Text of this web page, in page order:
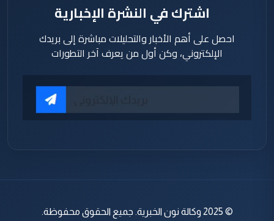
اشترك في النشرة الإخبارية
احصل على أهم الأخبار والتحليلات مباشرة إلى بريدك
الإلكتروني، وكن أول من يعرف آخر التطورات
© 2025 وكالة نون الخبرية. جميع الحقوق محفوظة.